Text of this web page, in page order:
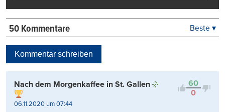
50 Kommentare
Kontrovers
Beste ▾
Kommentar schreiben
60
0
Nach dem Morgenkaffee in St. Gallen
06.11.2020 um 07:44